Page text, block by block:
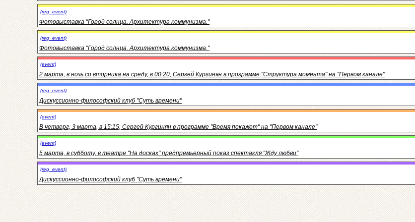
(reg_event)
Фотовыставка "Город солнца. Архитектура коммунизма."
(reg_event)
Фотовыставка "Город солнца. Архитектура коммунизма."
(event)
2 марта, в ночь со вторника на среду, в 00:20, Сергей Кургинян в программе "Структура момента" на "Первом канале"
(reg_event)
Дискуссионно-философский клуб "Суть времени"
(event)
В четверг, 3 марта, в 15:15, Сергей Кургинян в программе "Время покажет" на "Первом канале"
(event)
5 марта, в субботу, в театре "На досках" предпремьерный показ спектакля "Жду любви"
(reg_event)
Дискуссионно-философский клуб "Суть времени"